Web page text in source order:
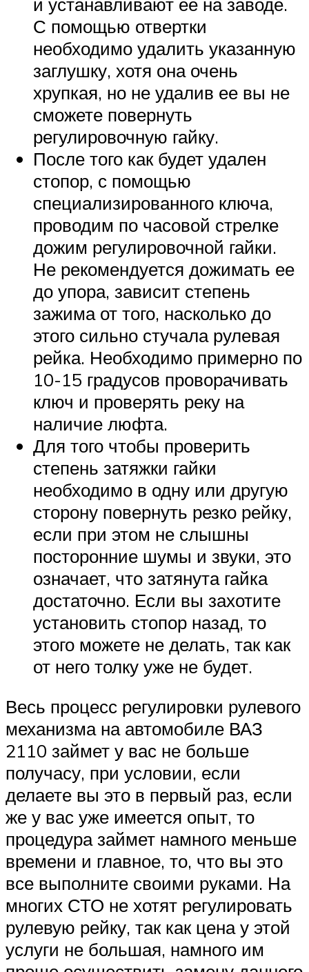
С помощью отвертки
необходимо удалить указанную
заглушку, хотя она очень
хрупкая, но не удалив ее вы не
сможете повернуть
регулировочную гайку.
После того как будет удален
стопор, с помощью
специализированного ключа,
проводим по часовой стрелке
дожим регулировочной гайки.
Не рекомендуется дожимать ее
до упора, зависит степень
зажима от того, насколько до
этого сильно стучала рулевая
рейка. Необходимо примерно по
10-15 градусов проворачивать
ключ и проверять реку на
наличие люфта.
Для того чтобы проверить
степень затяжки гайки
необходимо в одну или другую
сторону повернуть резко рейку,
если при этом не слышны
посторонние шумы и звуки, это
означает, что затянута гайка
достаточно. Если вы захотите
установить стопор назад, то
этого можете не делать, так как
от него толку уже не будет.
Весь процесс регулировки рулевого
механизма на автомобиле ВАЗ
2110 займет у вас не больше
получасу, при условии, если
делаете вы это в первый раз, если
же у вас уже имеется опыт, то
процедура займет намного меньше
времени и главное, то, что вы это
все выполните своими руками. На
многих СТО не хотят регулировать
рулевую рейку, так как цена у этой
услуги не большая, намного им